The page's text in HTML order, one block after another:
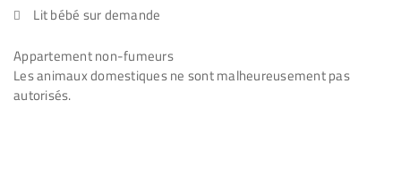
Lit bébé sur demande
Appartement non-fumeurs
Les animaux domestiques ne sont malheureusement pas
autorisés.